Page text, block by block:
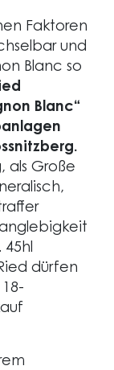
Faktoren
und
Blanc so
Blanc“
als Große
45hl
dürfen